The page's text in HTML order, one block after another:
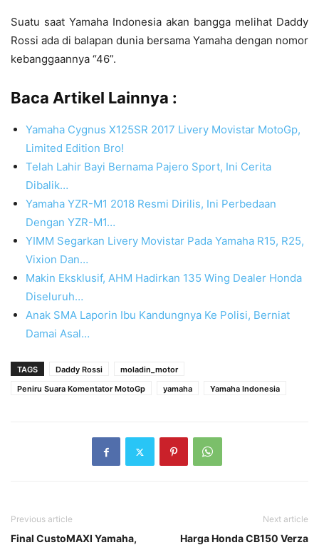
Suatu saat Yamaha Indonesia akan bangga melihat Daddy
Rossi ada di balapan dunia bersama Yamaha dengan nomor
kebanggaannya “46”.
Baca Artikel Lainnya :
Yamaha Cygnus X125SR 2017 Livery Movistar MotoGp,
Limited Edition Bro!
Telah Lahir Bayi Bernama Pajero Sport, Ini Cerita
Dibalik…
Yamaha YZR-M1 2018 Resmi Dirilis, Ini Perbedaan
Dengan YZR-M1…
YIMM Segarkan Livery Movistar Pada Yamaha R15, R25,
Vixion Dan…
Makin Eksklusif, AHM Hadirkan 135 Wing Dealer Honda
Diseluruh…
Anak SMA Laporin Ibu Kandungnya Ke Polisi, Berniat
Damai Asal…
TAGS Daddy Rossi
moladin_motor
Peniru Suara Komentator MotoGp
yamaha Yamaha Indonesia
Previous article
Final CustoMAXI Yamaha,
Next article
Harga Honda CB150 Verza